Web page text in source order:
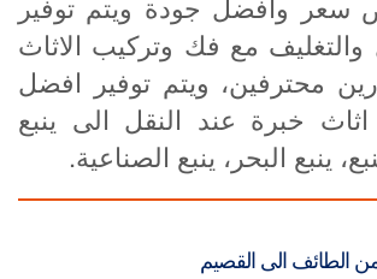
مع فك وتركيب الاثاث
محترفين، ويتم توفير افضل
خبرة عند النقل الى ينبع
ينبع البحر، ينبع الصناعية.
الى القصيم